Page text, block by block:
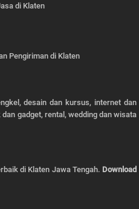
di Klaten
Pengiriman di Klaten
desain dan kursus, internet dan
gadget, rental, wedding dan wisata
di Klaten Jawa Tengah. Download